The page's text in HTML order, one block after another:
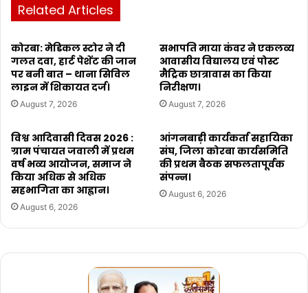
Related Articles
कोरबा: मेडिकल स्टोर ने दी
गलत दवा, हार्ट पेशेंट की जान
पर बनी बात – थाना सिविल
लाइन में शिकायत दर्ज।
August 7, 2026
सभापति माया कंवर ने एकलव्य
आवासीय विद्यालय एवं पोस्ट
मैट्रिक छात्रावास का किया
निरीक्षण।
August 7, 2026
विश्व आदिवासी दिवस 2026 :
ग्राम पंचायत जवाली में प्रथम
वर्ष भव्य आयोजन, समाज ने
किया अधिक से अधिक
सहभागिता का आह्वान।
August 6, 2026
आंगनबाड़ी कार्यकर्ता सहायिका
संघ, जिला कोरबा कार्यसमिति
की प्रथम बैठक सफलतापूर्वक
संपन्न।
August 6, 2026